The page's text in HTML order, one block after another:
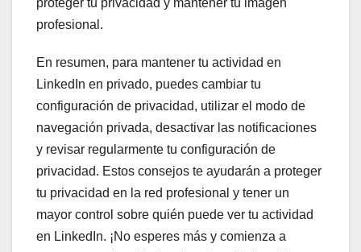
proteger tu privacidad y mantener tu imagen
profesional.
En resumen, para mantener tu actividad en
LinkedIn en privado, puedes cambiar tu
configuración de privacidad, utilizar el modo de
navegación privada, desactivar las notificaciones
y revisar regularmente tu configuración de
privacidad. Estos consejos te ayudarán a proteger
tu privacidad en la red profesional y tener un
mayor control sobre quién puede ver tu actividad
en LinkedIn. ¡No esperes más y comienza a